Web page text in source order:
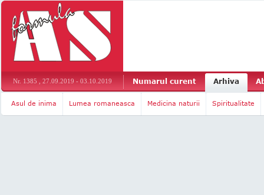
Nr. 1385 , 27.09.2019 - 03.10.2019 Numarul curent Arhiva
Asul de inima Lumea romaneasca Medicina naturii Spiritualitate